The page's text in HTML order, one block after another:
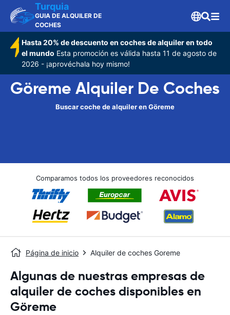
Turquia
GUIA DE ALQUILER DE
COCHES
Hasta 20% de descuento en coches de alquiler en todo
el mundo Esta promoción es válida hasta 11 de agosto de
2026 - ¡aprovéchala hoy mismo!
Göreme Alquiler De Coches
Buscar coche de alquiler en Göreme
Comparamos todos los proveedores reconocidos
Página de inicio Alquiler de coches Goreme
Algunas de nuestras empresas de
alquiler de coches disponibles en
Göreme